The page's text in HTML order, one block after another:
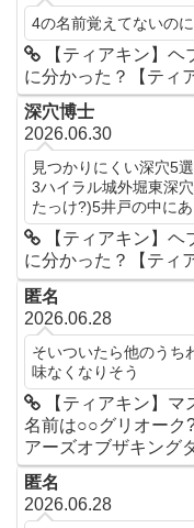
4の名前覚えてないの
【ティアキン】
に分かった？【ティ
深穴博士
2026.06.30
見つかりにくい深穴5
3ハイラル城外堀東深
たっけ?)5井戸の中に
【ティアキン】
に分かった？【ティ
匿名
2026.06.28
そいついたら他のうち
味なくなりそう
【ティアキン】
名前は○○グリオーク
アーズオブザキング
匿名
2026.06.28